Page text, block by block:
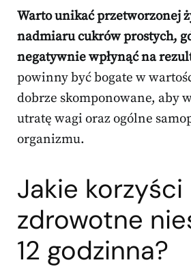
Warto unikać przetworzonej
nadmiaru cukrów prostych,
negatywnie wpłynąć na
powinny być bogate w
dobrze skomponowane, aby
utratę wagi oraz ogólne
organizmu.
Jakie korzyści
zdrowotne
12 godzinna?